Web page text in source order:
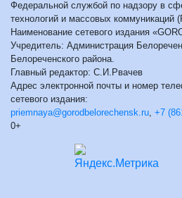
Федеральной службой по надзору в
технологий и массовых коммуникаций
Наименование сетевого издания
Учредитель: Администрация
Белореченского района.
Главный редактор: С.И.Рвачев
Адрес электронной почты и номер
сетевого издания:
priemnaya@gorodbelorechensk.ru, +7
0+